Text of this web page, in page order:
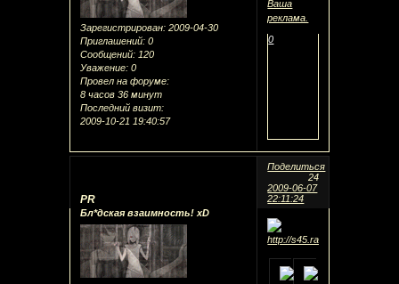
Зарегистрирован: 2009-04-30
Приглашений: 0
Сообщений: 120
Уважение: 0
Провел на форуме:
8 часов 36 минут
Последний визит:
2009-10-21 19:40:57
Ваша
реклама.
0
Поделиться
24
2009-06-07
22:11:24
PR
Бл*дская взаимность! xD